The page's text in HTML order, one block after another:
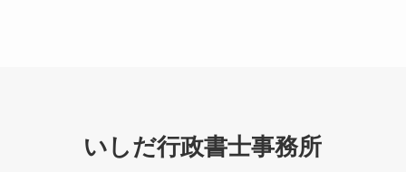
いしだ行政書士事務所